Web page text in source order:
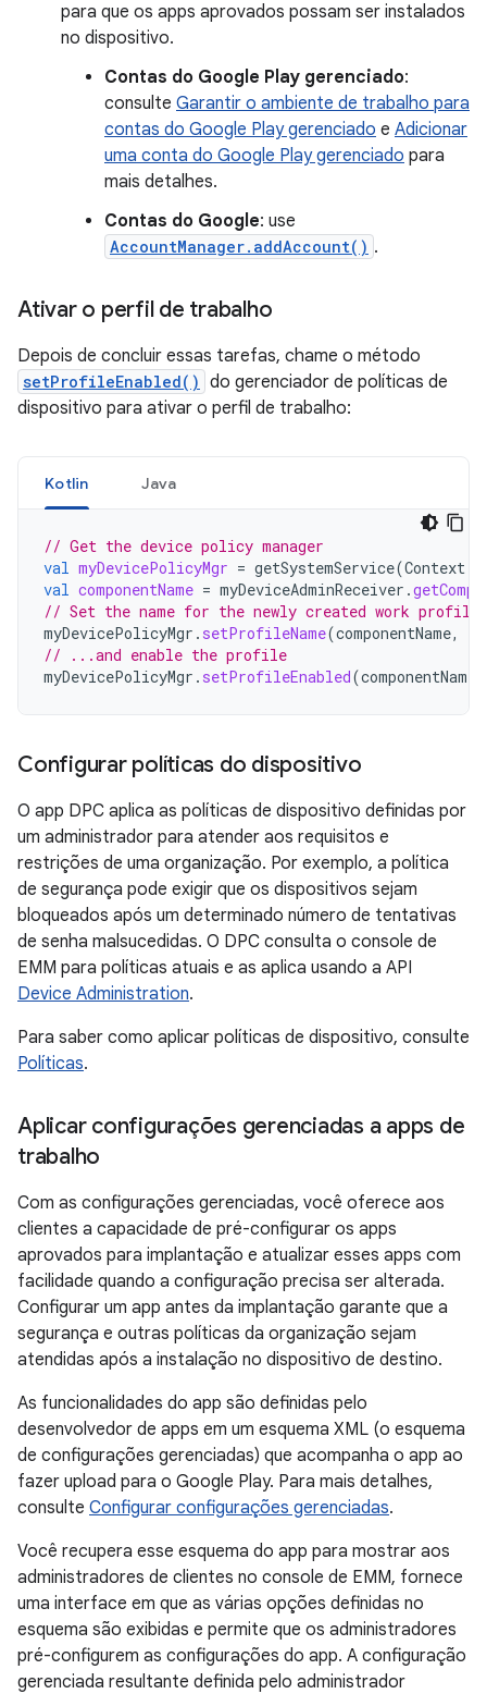
para que os apps aprovados possam ser instalados
no dispositivo.
Contas do Google Play gerenciado:
consulte Garantir o ambiente de trabalho para
contas do Google Play gerenciado e Adicionar
uma conta do Google Play gerenciado para
mais detalhes.
Contas do Google: use
AccountManager.addAccount() .
Ativar o perfil de trabalho
Depois de concluir essas tarefas, chame o método
setProfileEnabled() do gerenciador de políticas de
dispositivo para ativar o perfil de trabalho:
Kotlin Java
// Get the device policy manager
val myDevicePolicyMgr = getSystemService(Context
val componentName = myDeviceAdminReceiver .
// Set the name for the newly created work profile.
myDevicePolicyMgr . setProfileName(componentName,
// ...and enable the profile
myDevicePolicyMgr . setProfileEnabled(componentName
Configurar políticas do dispositivo
O app DPC aplica as políticas de dispositivo definidas por
um administrador para atender aos requisitos e
restrições de uma organização. Por exemplo, a política
de segurança pode exigir que os dispositivos sejam
bloqueados após um determinado número de tentativas
de senha malsucedidas. O DPC consulta o console de
EMM para políticas atuais e as aplica usando a API
Device Administration.
Para saber como aplicar políticas de dispositivo, consulte
Políticas.
Aplicar configurações gerenciadas a apps de
trabalho
Com as configurações gerenciadas, você oferece aos
clientes a capacidade de pré-configurar os apps
aprovados para implantação e atualizar esses apps com
facilidade quando a configuração precisa ser alterada.
Configurar um app antes da implantação garante que a
segurança e outras políticas da organização sejam
atendidas após a instalação no dispositivo de destino.
As funcionalidades do app são definidas pelo
desenvolvedor de apps em um esquema XML (o esquema
de configurações gerenciadas) que acompanha o app ao
fazer upload para o Google Play. Para mais detalhes,
consulte Configurar configurações gerenciadas.
Você recupera esse esquema do app para mostrar aos
administradores de clientes no console de EMM, fornece
uma interface em que as várias opções definidas no
esquema são exibidas e permite que os administradores
pré-configurem as configurações do app. A configuração
gerenciada resultante definida pelo administrador